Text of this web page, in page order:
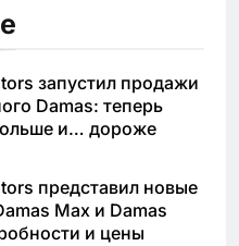
запустил продажи
Damas: теперь
и… дороже
представил новые
Max и Damas
и цены